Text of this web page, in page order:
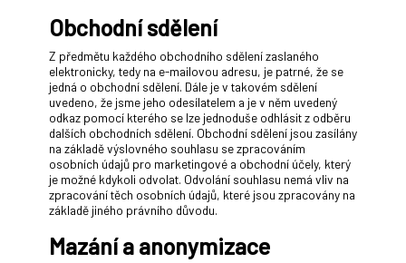
Obchodní sdělení
Z předmětu každého obchodního sdělení zaslaného
elektronicky, tedy na e-mailovou adresu, je patrné, že se
jedná o obchodní sdělení. Dále je v takovém sdělení
uvedeno, že jsme jeho odesílatelem a je v něm uvedený
odkaz pomocí kterého se lze jednoduše odhlásit z odběru
dalších obchodních sdělení. Obchodní sdělení jsou zasílány
na základě výslovného souhlasu se zpracováním
osobních údajů pro marketingové a obchodní účely, který
je možné kdykoli odvolat. Odvolání souhlasu nemá vliv na
zpracování těch osobních údajů, které jsou zpracovány na
základě jiného právního důvodu.
Mazání a anonymizace